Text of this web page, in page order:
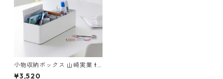
小物収納ボックス 山崎実業 to
sca トスカ ハンドル付きスリ
¥3,520